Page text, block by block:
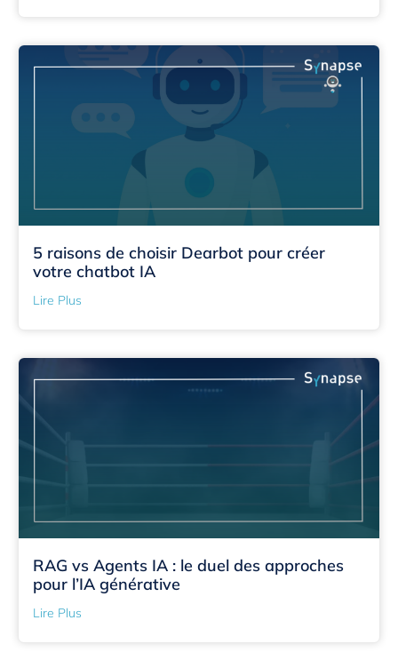
5 raisons de choisir Dearbot pour créer
votre chatbot IA
Lire Plus
RAG vs Agents IA : le duel des approches
pour l’IA générative
Lire Plus